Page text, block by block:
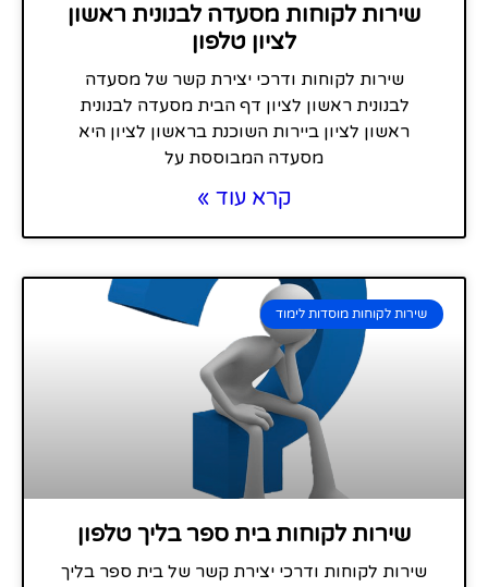
שירות לקוחות מסעדה לבנונית ראשון
לציון טלפון
שירות לקוחות ודרכי יצירת קשר של מסעדה
לבנונית ראשון לציון דף הבית מסעדה לבנונית
ראשון לציון ביירות השוכנת בראשון לציון היא
מסעדה המבוססת על
קרא עוד »
שירות לקוחות מוסדות לימוד
שירות לקוחות בית ספר בליך טלפון
שירות לקוחות ודרכי יצירת קשר של בית ספר בליך